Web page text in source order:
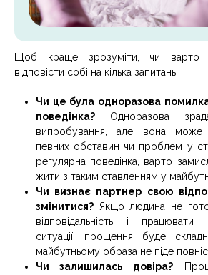
Щоб краще зрозуміти, чи варто
відповісти собі на кілька запитань:
Чи це була одноразова
поведінка? Одноразова
випробування, але вона може
певних обставин чи проблем у
регулярна поведінка, варто
жити з таким ставленням у
Чи визнає партнер свою
змінитися? Якщо людина не
відповідальність і
ситуації, прощення буде
майбутньому образа не піде
Чи залишилась довіра?